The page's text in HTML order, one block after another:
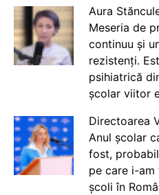
Aura
Meseria de
continuu și
rezistenți.
psihiatrică
școlar viitor
Directoarea
Anul școlar
fost,
pe care i-am
școli în